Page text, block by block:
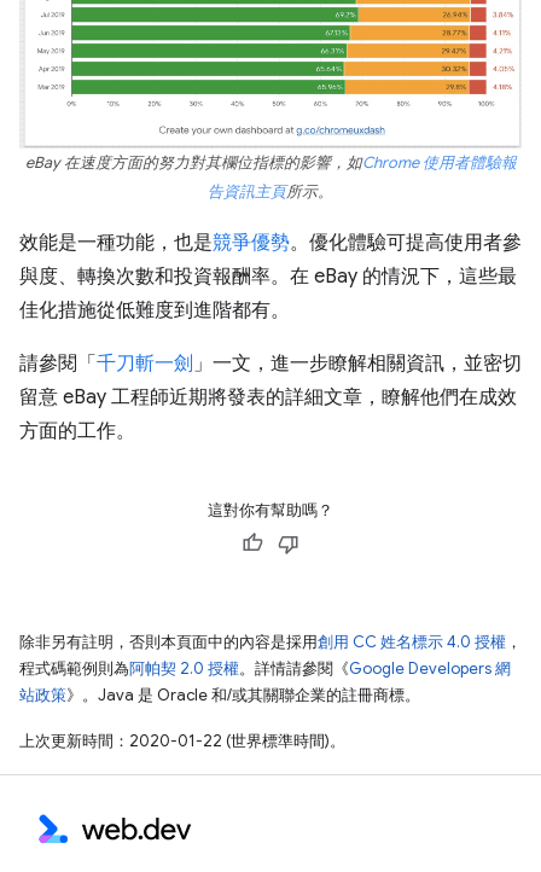
eBay 在速度方面的努力對其欄位指標的影響，如Chrome 使用者體驗報
告資訊主頁所示。
效能是一種功能，也是競爭優勢。優化體驗可提高使用者參
與度、轉換次數和投資報酬率。在 eBay 的情況下，這些最
佳化措施從低難度到進階都有。
請參閱「 千刀斬一劍 」一文，進一步瞭解相關資訊，並密切
留意 eBay 工程師近期將發表的詳細文章，瞭解他們在成效
方面的工作。
這對你有幫助嗎？
除非另有註明，否則本頁面中的內容是採用創用 CC 姓名標示 4.0 授權 ，
程式碼範例則為阿帕契 2.0 授權。詳情請參閱《Google Developers 網
站政策》。Java 是 Oracle 和/或其關聯企業的註冊商標。
上次更新時間：2020-01-22 (世界標準時間)。